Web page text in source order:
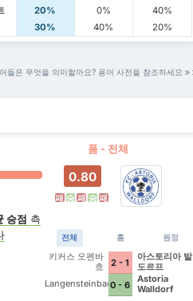
20% 0%
40%
30% 40% 20%
들은 무엇을 의미할까요? 용어 사전을 참조하세요
폼 - 전체
승점 측
0.80
패 승 패 승 패
전체 홈 원정
키커스 오펜바
흐
2 - 1
아스토리아 발
도르프
Langensteinbach0 - 6
Astoria
Walldorf